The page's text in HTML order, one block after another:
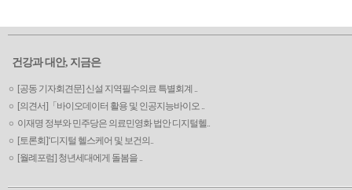
건강과 대안, 지금은
[공동 기자회견문] 신설 지역필수의료 특별회계 ..
[의견서]「바이오데이터 활용 및 인공지능바이오 ..
이재명 정부와 민주당은 의료민영화 법안 디지털헬..
[토론회]‘디지털 헬스케어 및 보건의..
[월례포럼] 청년세대에게 돌봄을 ..